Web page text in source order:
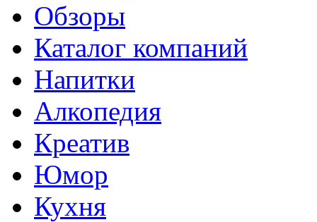
Обзоры
Каталог компаний
Напитки
Алкопедия
Креатив
Юмор
Кухня